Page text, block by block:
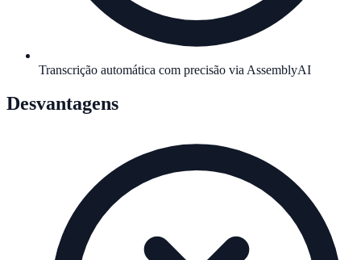
Transcrição automática com precisão via AssemblyAI
Desvantagens